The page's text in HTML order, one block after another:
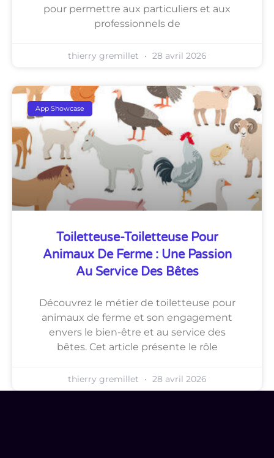
pour permettre aux particuliers et aux
professionnels de
thierry gremillet 28 avril 2026
App Showcase
Toiletteuse-Toiletteuse Pour
Animaux De Ferme : Une Passion
Au Service Des Bêtes
Découvrez le métier de toiletteuse pour
animaux de ferme et son engagement
envers le bien-être et au service des
bêtes. Cet article présente le rôle
thierry gremillet 28 avril 2026